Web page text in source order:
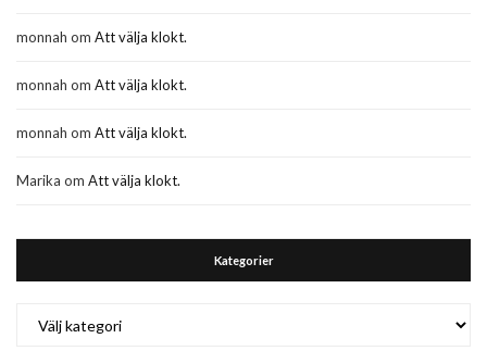
monnah om Att välja klokt.
monnah om Att välja klokt.
monnah om Att välja klokt.
Marika om Att välja klokt.
Kategorier